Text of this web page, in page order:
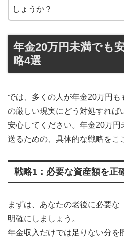
しょうか？
年金20万円未満でも
略4選
では、多くの人が年金20万円も
の厳しい現実にどう対処すれば
安心してください。年金20万円
送るための、具体的な戦略をこ
戦略1：必要な資産額を正
まずは、あなたの老後に必要な
明確にしましょう。
年金収入だけでは足りない分を